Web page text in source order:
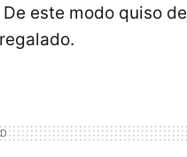
este modo quiso